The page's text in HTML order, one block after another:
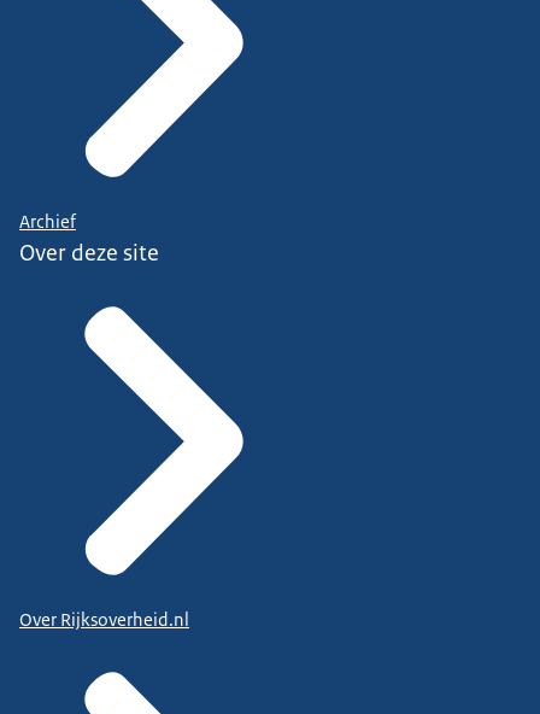
Archief
Over deze site
Over Rijksoverheid.nl